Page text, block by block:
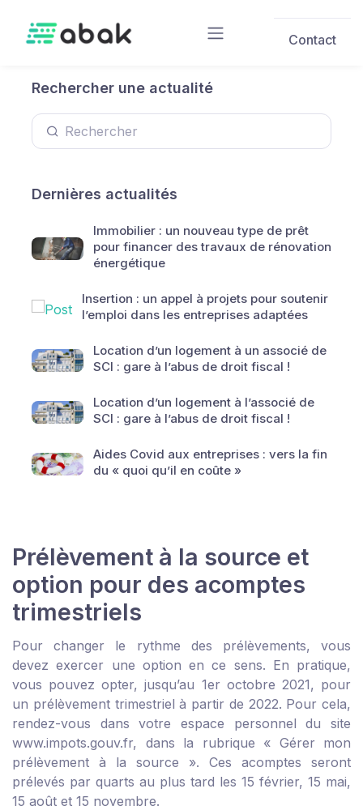
Contact
Rechercher une actualité
Dernières actualités
Immobilier : un nouveau type de prêt
pour financer des travaux de rénovation
énergétique
Insertion : un appel à projets pour soutenir
l’emploi dans les entreprises adaptées
Location d’un logement à un associé de
SCI : gare à l’abus de droit fiscal !
Location d’un logement à l’associé de
SCI : gare à l’abus de droit fiscal !
Aides Covid aux entreprises : vers la fin
du « quoi qu’il en coûte »
Prélèvement à la source et
option pour des acomptes
trimestriels
Pour changer le rythme des prélèvements, vous
devez exercer une option en ce sens. En pratique,
vous pouvez opter, jusqu’au 1er octobre 2021, pour
un prélèvement trimestriel à partir de 2022. Pour cela,
rendez-vous dans votre espace personnel du site
www.impots.gouv.fr, dans la rubrique « Gérer mon
prélèvement à la source ». Ces acomptes seront
prélevés par quarts au plus tard les 15 février, 15 mai,
15 août et 15 novembre.